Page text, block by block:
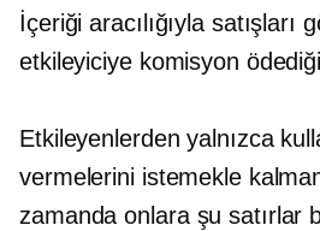
İçeriği aracılığıyla satışları
etkileyiciye komisyon
Etkileyenlerden yalnızca
vermelerini istemekle
zamanda onlara şu satırlar